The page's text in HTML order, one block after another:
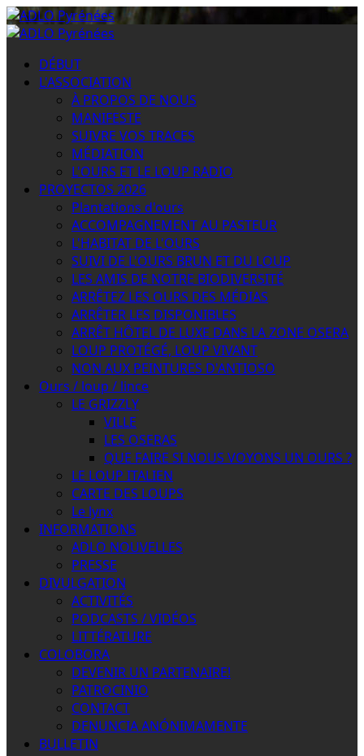
Passer
au
Menu
DÉBUT
L'ASSOCIATION
À PROPOS DE NOUS
MANIFESTE
SUIVRE VOS TRACES
MÉDIATION
L'OURS ET LE LOUP RADIO
PROYECTOS 2026
Plantations d'ours
ACCOMPAGNEMENT AU PASTEUR
L'HABITAT DE L'OURS
SUIVI DE L'OURS BRUN ET DU LOUP
LES AMIS DE NOTRE BIODIVERSITÉ
ARRÊTEZ LES OURS DES MÉDIAS
ARRÊTER LES DISPONIBLES
ARRÊT HÔTEL DE LUXE DANS LA ZONE OSERA
LOUP PROTÉGÉ, LOUP VIVANT
NON AUX PEINTURES D'ANTIOSO
Ours / loup / lince
LE GRIZZLY
VILLE
LES OSERAS
QUE FAIRE SI NOUS VOYONS UN OURS ?
LE LOUP ITALIEN
CARTE DES LOUPS
Le lynx
INFORMATIONS
ADLO NOUVELLES
PRESSE
DIVULGATION
ACTIVITÉS
PODCASTS / VIDÉOS
LITTÉRATURE
COLOBORA
DEVENIR UN PARTENAIRE!
PATROCINIO
CONTACT
DENUNCIA ANÓNIMAMENTE
BULLETIN